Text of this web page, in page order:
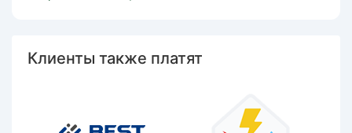
Клиенты также платят